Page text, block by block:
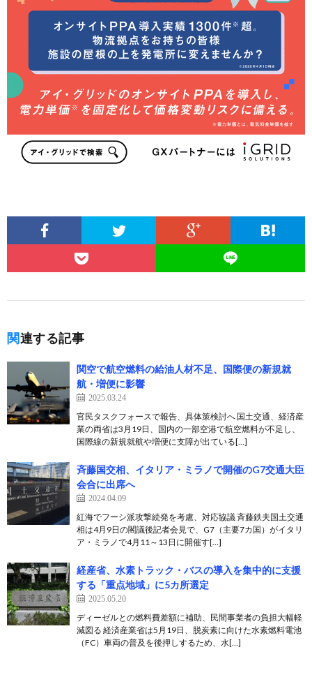
関連する記事
関空で航空燃料の給油人材不足、国際便の新規就
航・増便に影響
2025.03.24
官民タスクフォースで報告、具体策検討へ 国土交通、経済産
業の両省は3月19日、国内の一部空港で航空燃料が不足し、
国際線の新規就航や増便に支障が出ている[…]
斉藤国交相、イタリア・ミラノで開催のG7交通大臣
会合に出席へ
2024.04.09
紅海でフーシ派攻撃続発を考慮、対応協議 斉藤鉄夫国土交通
相は4月9日の閣議後記者会見で、G7（主要7カ国）がイタリ
ア・ミラノで4月11～13日に開催す[…]
経産省、水素トラック・バスの導入を集中的に支援
する「重点地域」に5カ所選定
2025.05.20
ディーゼルとの燃料費差額に補助、民間事業者の負担大幅軽
減図る 経済産業省は5月19日、脱炭素に向けた水素燃料電池
（FC）車両の普及を後押しするため、水[…]